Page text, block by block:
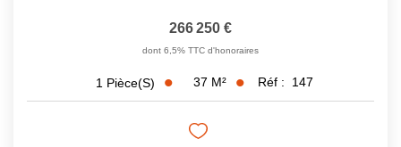
266 250 €
dont 6,5% TTC d'honoraires
1 Pièce(s) 37 M² Réf : 147